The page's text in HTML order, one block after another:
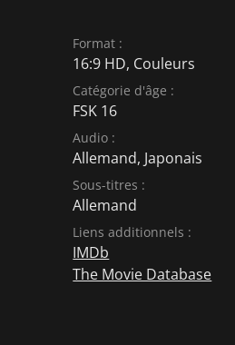
Format :
16:9 HD, Couleurs
Catégorie d'âge :
FSK 16
Audio :
Allemand, Japonais
Sous-titres :
Allemand
Liens additionnels :
IMDb
The Movie Database